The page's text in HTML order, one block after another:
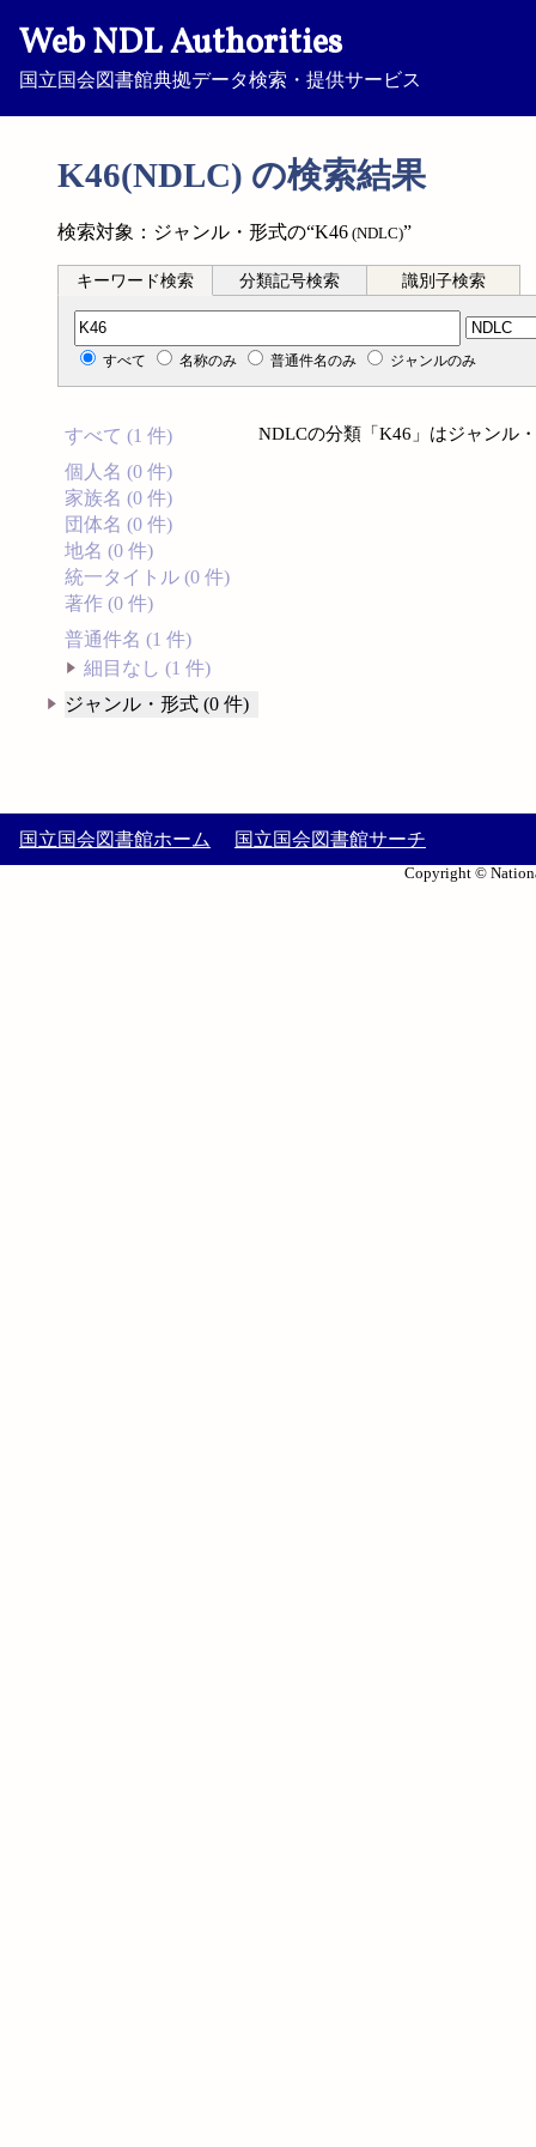
Web NDL Authorities
国立国会図書館典拠データ検索・提供サービス
K46(NDLC) の検索結果
検索対象：ジャンル・形式の“K46 (NDLC)”
キーワード検索 分類記号検索 識別子検索
分類記号検索
すべて 名称のみ 普通件名のみ ジャンルのみ
すべて (1 件)
個人名 (0 件)
家族名 (0 件)
団体名 (0 件)
地名 (0 件)
統一タイトル (0 件)
著作 (0 件)
普通件名 (1 件)
細目なし (1 件)
ジャンル・形式 (0 件)
NDLCの分類「K46」はジャンル
国立国会図書館ホーム 国立国会図書館サーチ
Copyright ©